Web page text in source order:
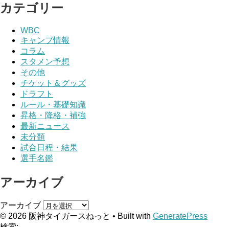
カテゴリー
WBC
キャンプ情報
コラム
スタメン予想
その他
チケット＆グッズ
ドラフト
ルール・基礎知識
昇格・降格・補強
最新ニュース
未分類
試合日程・結果
選手名鑑
アーカイブ
アーカイブ
© 2026 阪神タイガースねっと • Built with GeneratePress